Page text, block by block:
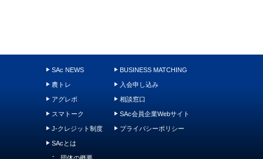
SAc NEWS
農トレ
アグレポ
スマトーク
J-クレジット制度
SAcとは
BUSINESS MATCHING
入会申し込み
相談窓口
SAc会員企業Webサイト
プライバシーポリシー